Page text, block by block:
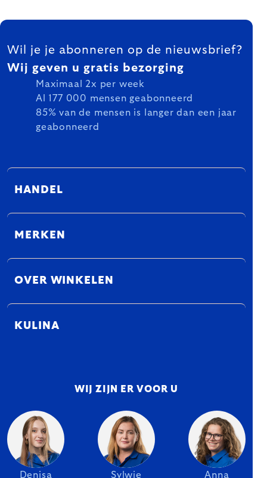
FOOTER
Wil je je abonneren op de nieuwsbrief?
Wij geven u gratis bezorging
Maximaal 2x per week
Al 177 000 mensen geabonneerd
85% van de mensen is langer dan een jaar
geabonneerd
HANDEL
MERKEN
OVER WINKELEN
KULINA
WIJ ZIJN ER VOOR U
Denisa Sylwie Anna